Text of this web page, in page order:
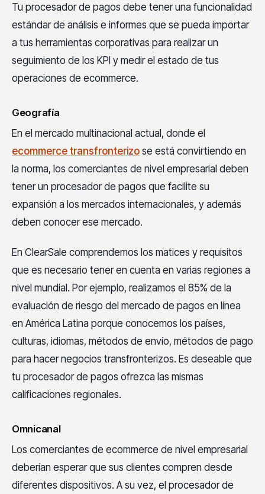
Tu procesador de pagos debe tener una funcionalidad
estándar de análisis e informes que se pueda importar
a tus herramientas corporativas para realizar un
seguimiento de los KPI y medir el estado de tus
operaciones de ecommerce.
Geografía
En el mercado multinacional actual, donde el
ecommerce transfronterizo se está convirtiendo en
la norma, los comerciantes de nivel empresarial deben
tener un procesador de pagos que facilite su
expansión a los mercados internacionales, y además
deben conocer ese mercado.
En ClearSale comprendemos los matices y requisitos
que es necesario tener en cuenta en varias regiones a
nivel mundial. Por ejemplo, realizamos el 85% de la
evaluación de riesgo del mercado de pagos en línea
en América Latina porque conocemos los países,
culturas, idiomas, métodos de envío, métodos de pago
para hacer negocios transfronterizos. Es deseable que
tu procesador de pagos ofrezca las mismas
calificaciones regionales.
Omnicanal
Los comerciantes de ecommerce de nivel empresarial
deberían esperar que sus clientes compren desde
diferentes dispositivos. A su vez, el procesador de